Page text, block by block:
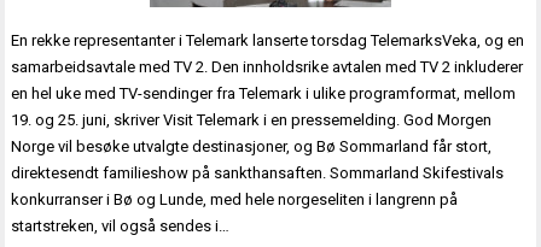
En rekke representanter i Telemark lanserte torsdag TelemarksVeka, og en
samarbeidsavtale med TV 2. Den innholdsrike avtalen med TV 2 inkluderer
en hel uke med TV-sendinger fra Telemark i ulike programformat, mellom
19. og 25. juni, skriver Visit Telemark i en pressemelding. God Morgen
Norge vil besøke utvalgte destinasjoner, og Bø Sommarland får stort,
direktesendt familieshow på sankthansaften. Sommarland Skifestivals
konkurranser i Bø og Lunde, med hele norgeseliten i langrenn på
startstreken, vil også sendes i…